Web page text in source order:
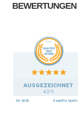
BEWERTUNGEN